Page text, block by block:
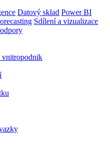
Datový sklad Power BI
Sdílení a vizualizace
vnitropodnik